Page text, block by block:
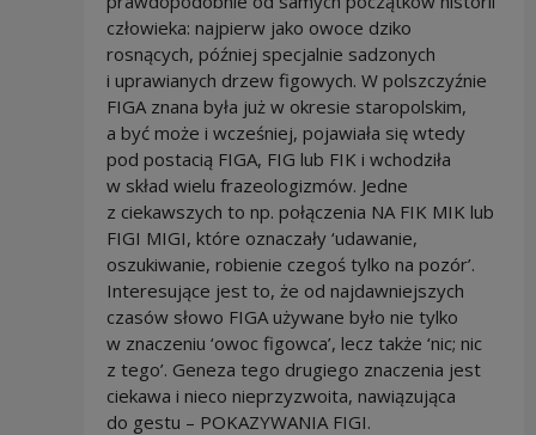
człowieka: najpierw jako owoce dziko
rosnących, później specjalnie sadzonych
i uprawianych drzew figowych. W polszczyźnie
FIGA znana była już w okresie staropolskim,
a być może i wcześniej, pojawiała się wtedy
pod postacią FIGA, FIG lub FIK i wchodziła
w skład wielu frazeologizmów. Jedne
z ciekawszych to np. połączenia NA FIK MIK lub
FIGI MIGI, które oznaczały ‘udawanie,
oszukiwanie, robienie czegoś tylko na pozór’.
Interesujące jest to, że od najdawniejszych
czasów słowo FIGA używane było nie tylko
w znaczeniu ‘owoc figowca’, lecz także ‘nic; nic
z tego’. Geneza tego drugiego znaczenia jest
ciekawa i nieco nieprzyzwoita, nawiązująca
do gestu – POKAZYWANIA FIGI.